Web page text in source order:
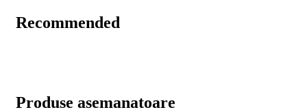
Recommended
Produse asemanatoare